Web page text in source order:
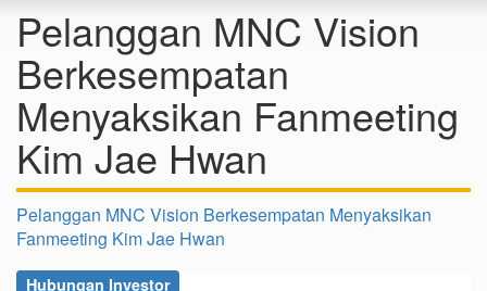
Pelanggan MNC Vision
Berkesempatan
Menyaksikan Fanmeeting
Kim Jae Hwan
Pelanggan MNC Vision Berkesempatan Menyaksikan
Fanmeeting Kim Jae Hwan
Hubungan Investor